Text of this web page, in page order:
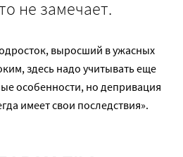
не замечает.
выросший в ужасных
здесь надо учитывать еще
особенности, но депривация
имеет свои последствия».